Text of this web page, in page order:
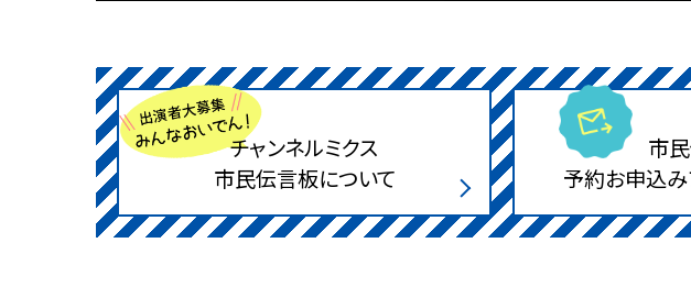
チャンネルミクス
市民伝言板について
市
予約お申込み